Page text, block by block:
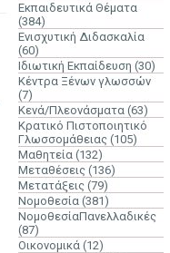
Εκπαιδευτικά Θέματα
(384)
Ενισχυτική Διδασκαλία
(60)
Ιδιωτική Εκπαίδευση (30)
Κέντρα Ξένων γλωσσών
(7)
Κενά/Πλεονάσματα (63)
Κρατικό Πιστοποιητικό
Γλωσσομάθειας (105)
Μαθητεία (132)
Μεταθέσεις (136)
Μετατάξεις (79)
Νομοθεσία (381)
ΝομοθεσίαΠανελλαδικές
(87)
Οικονομικά (12)